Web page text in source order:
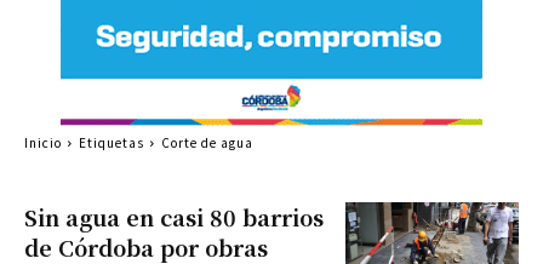
Sin agua en casi 80 barrios
de Córdoba por obras
Inicio Etiquetas Corte de agua